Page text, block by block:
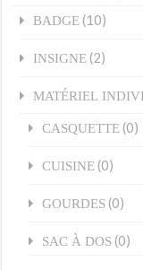
BADGE (10)
INSIGNE (2)
MATÉRIEL
CASQUETTE (0)
CUISINE (0)
GOURDES (0)
SAC À DOS (0)